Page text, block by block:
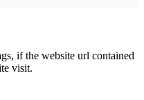
if the website url contained
visit.